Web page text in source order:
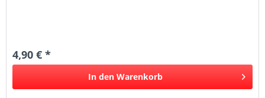
4,90 € *
In den Warenkorb